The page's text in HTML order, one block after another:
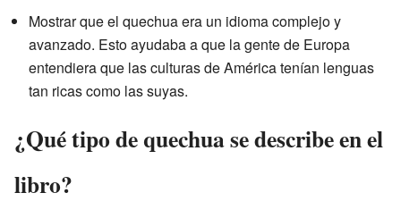
Mostrar que el quechua era un idioma complejo y
avanzado. Esto ayudaba a que la gente de Europa
entendiera que las culturas de América tenían lenguas
tan ricas como las suyas.
¿Qué tipo de quechua se describe en el
libro?